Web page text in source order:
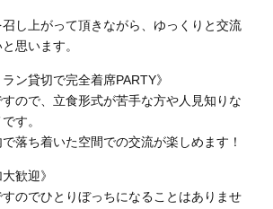
し上がって頂きながら、ゆっくりと交流
思います。
ン貸切で完全着席PARTY》
ので、立食形式が苦手な方や人見知りな
す。
落ち着いた空間での交流が楽しめます！
歓迎》
のでひとりぼっちになることはありませ